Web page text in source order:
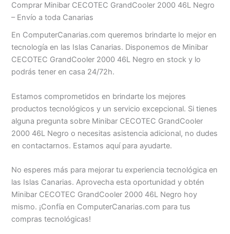
Comprar Minibar CECOTEC GrandCooler 2000 46L Negro
– Envío a toda Canarias
En ComputerCanarias.com queremos brindarte lo mejor en
tecnología en las Islas Canarias. Disponemos de Minibar
CECOTEC GrandCooler 2000 46L Negro en stock y lo
podrás tener en casa 24/72h.
Estamos comprometidos en brindarte los mejores
productos tecnológicos y un servicio excepcional. Si tienes
alguna pregunta sobre Minibar CECOTEC GrandCooler
2000 46L Negro o necesitas asistencia adicional, no dudes
en contactarnos. Estamos aquí para ayudarte.
No esperes más para mejorar tu experiencia tecnológica en
las Islas Canarias. Aprovecha esta oportunidad y obtén
Minibar CECOTEC GrandCooler 2000 46L Negro hoy
mismo. ¡Confía en ComputerCanarias.com para tus
compras tecnológicas!